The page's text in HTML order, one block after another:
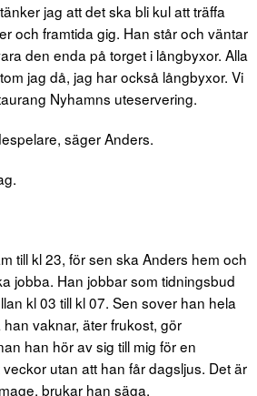
jag att det ska bli kul att träffa
och framtida gig. Han står och väntar
den enda på torget i långbyxor. Alla
jag då, jag har också långbyxor. Vi
Nyhamns uteservering.
säger Anders.
till kl 23, för sen ska Anders hem och
jobba. Han jobbar som tidningsbud
kl 03 till kl 07. Sen sover han hela
vaknar, äter frukost, gör
han hör av sig till mig för en
utan att han får dagsljus. Det är
brukar han säga.